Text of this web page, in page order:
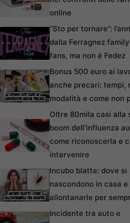
online
“Sto per tornare”:
dalla Ferragnez
fans, ma non è Fedez
Bonus 500 euro ai
anche precari: tempi,
modalità e come non
Oltre 80mila casi alla
boom dell’influenza
come riconoscerla e
intervenire
Incubo blatte: dove si
nascondono in casa e
allontanarle per
Incidente tra auto e